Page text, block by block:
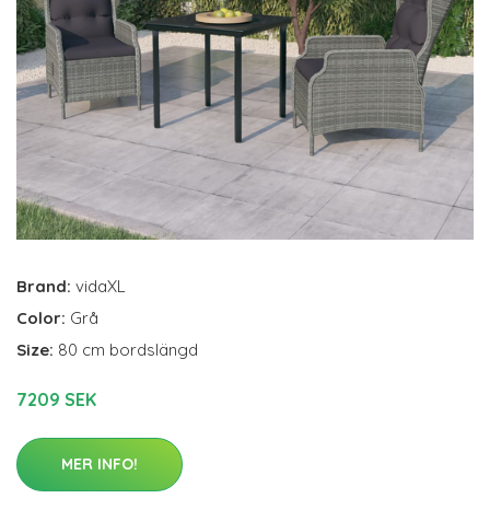
Brand: vidaXL
Color: Grå
Size: 80 cm bordslängd
7209 SEK
MER INFO!